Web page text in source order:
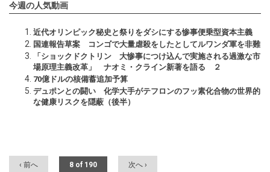
今週の人気動画
近代オリンピック秘史と祭りをダシにする惨事便乗型資本主義
国連報告草案 コンゴで大量虐殺をしたとしてルワンダ軍を非難
「ショックドクトリン 大惨事につけ込んで実施される過激な市
場原理主義改革」 ナオミ・クライン新著を語る ２
70億ドルの核備蓄追加予算
デュポンとの闘い 化学大手がテフロンのフッ素化合物の世界的
な健康リスクを隠蔽（後半）
‹ 前へ 8 of 190 次へ ›